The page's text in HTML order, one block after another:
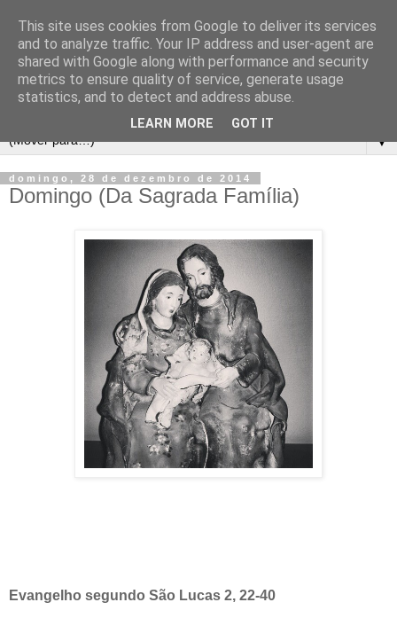
▼
domingo, 28 de dezembro de 2014
Domingo (Da Sagrada Família)
Evangelho segundo São Lucas 2, 22-40
This site uses cookies from Google to deliver its services
and to analyze traffic. Your IP address and user-agent are
shared with Google along with performance and security
metrics to ensure quality of service, generate usage
statistics, and to detect and address abuse.
LEARN MORE GOT IT